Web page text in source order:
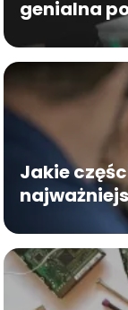
genialna
Jakie